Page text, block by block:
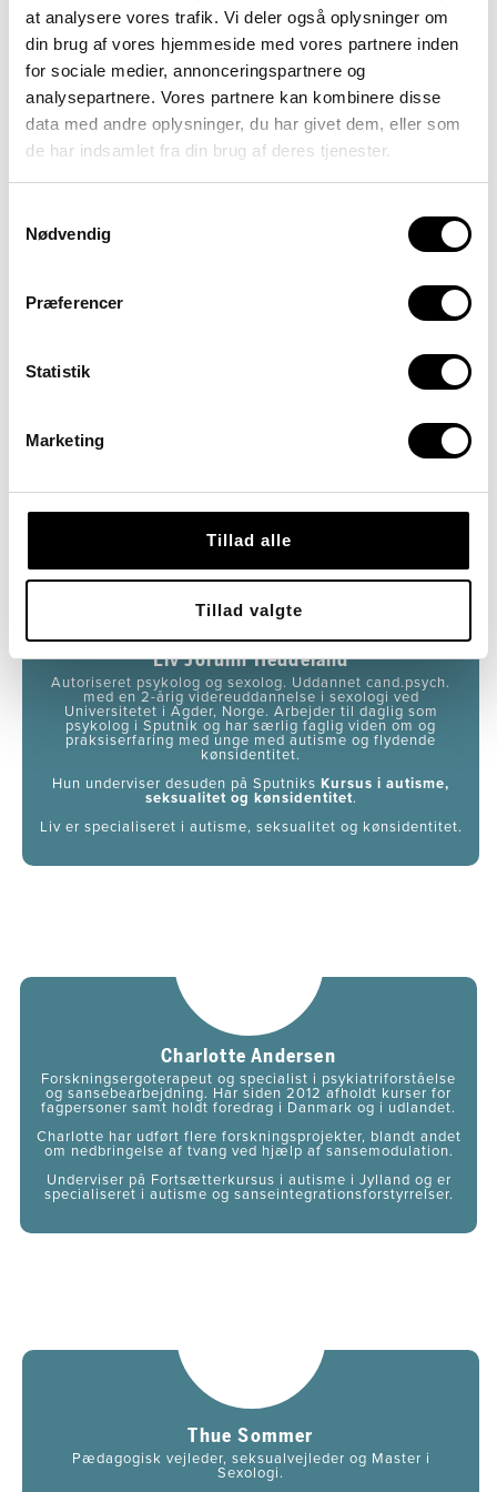
at analysere vores trafik. Vi deler også oplysninger om
din brug af vores hjemmeside med vores partnere inden
for sociale medier, annonceringspartnere og
analysepartnere. Vores partnere kan kombinere disse
data med andre oplysninger, du har givet dem, eller som
de har indsamlet fra din brug af deres tjenester.
Nødvendig
Præferencer
Statistik
Marketing
Tillad alle
Tillad valgte
Vil på kurset tale om autisme og
sanseintegrationsforstyrrelser (København).
Ergoterapeut med speciale indenfor børneområdet​.
Specialpædagogisk efteruddannet i neuropædagogik og
Specialiseret i vurderinger og behandlinger af børn med
sensoriske bearbejdningsvanskeligheder. Stifter af
Liv Jorunn Heddeland
Autoriseret psykolog og sexolog. Uddannet cand.psych.
med en 2-årig videreuddannelse i sexologi ved
Universitetet i Agder, Norge. Arbejder til daglig som
psykolog i Sputnik og har særlig faglig viden om og
praksiserfaring med unge med autisme og flydende
kønsidentitet.
Hun underviser desuden på SputniksKursus i autisme,
seksualitet og kønsidentitet.
Liv er specialiseret i autisme, seksualitet og kønsidentitet.
Charlotte Andersen
Forskningsergoterapeut og specialist i psykiatriforståelse
og sansebearbejdning. Har siden 2012 afholdt kurser for
fagpersoner samt holdt foredrag i Danmark og i udlandet.
Charlotte har udført flere forskningsprojekter, blandt andet
om nedbringelse af tvang ved hjælp af sansemodulation.
Underviser på Fortsætterkursus i autisme i Jylland og er
specialiseret i autisme og sanseintegrationsforstyrrelser.
Thue Sommer
Pædagogisk vejleder, seksualvejleder og Master i
Sexologi.